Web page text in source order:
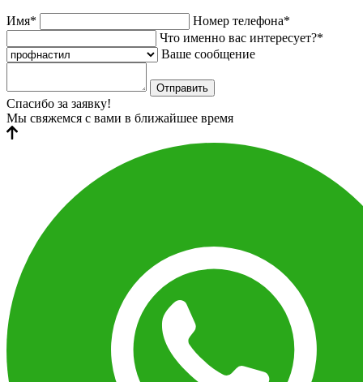
Имя*
Номер телефона*
Что именно вас интересует?*
Ваше сообщение
Отправить
Спасибо за заявку!
Мы свяжемся с вами в ближайшее время